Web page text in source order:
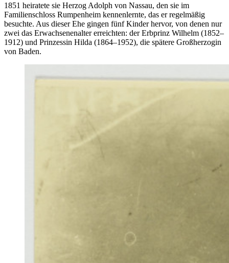
1851 heiratete sie Herzog Adolph von Nassau, den sie im
Familienschloss Rumpenheim kennenlernte, das er regelmäßig
besuchte. Aus dieser Ehe gingen fünf Kinder hervor, von denen nur
zwei das Erwachsenenalter erreichten: der Erbprinz Wilhelm (1852–
1912) und Prinzessin Hilda (1864–1952), die spätere Großherzogin
von Baden.